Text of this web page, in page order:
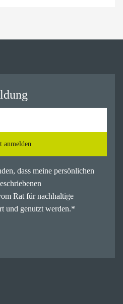
anmelden
dass meine persönlichen
Rat für nachhaltige
und genutzt werden.*